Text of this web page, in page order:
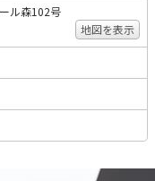
ル森102号
地図を表示